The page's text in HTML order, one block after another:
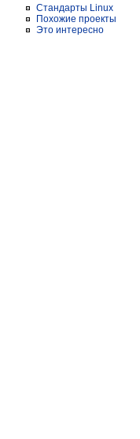
Стандарты Linux
Похожие проекты
Это интересно